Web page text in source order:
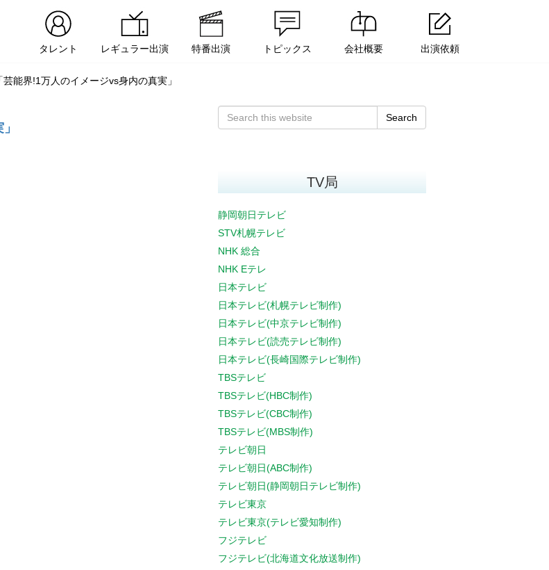
タレント レギュラー出演 特番出演 トピックス 会社概要 出演依頼
能界!1万人のイメージvs身内の真実」
Search
TV局
静岡朝日テレビ
STV札幌テレビ
NHK 総合
NHK Eテレ
日本テレビ
日本テレビ(札幌テレビ制作)
日本テレビ(中京テレビ制作)
日本テレビ(読売テレビ制作)
日本テレビ(長崎国際テレビ制作)
TBSテレビ
TBSテレビ(HBC制作)
TBSテレビ(CBC制作)
TBSテレビ(MBS制作)
テレビ朝日
テレビ朝日(ABC制作)
テレビ朝日(静岡朝日テレビ制作)
テレビ東京
テレビ東京(テレビ愛知制作)
フジテレビ
フジテレビ(北海道文化放送制作)